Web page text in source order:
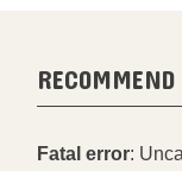
RECOMMEND
Fatal error: